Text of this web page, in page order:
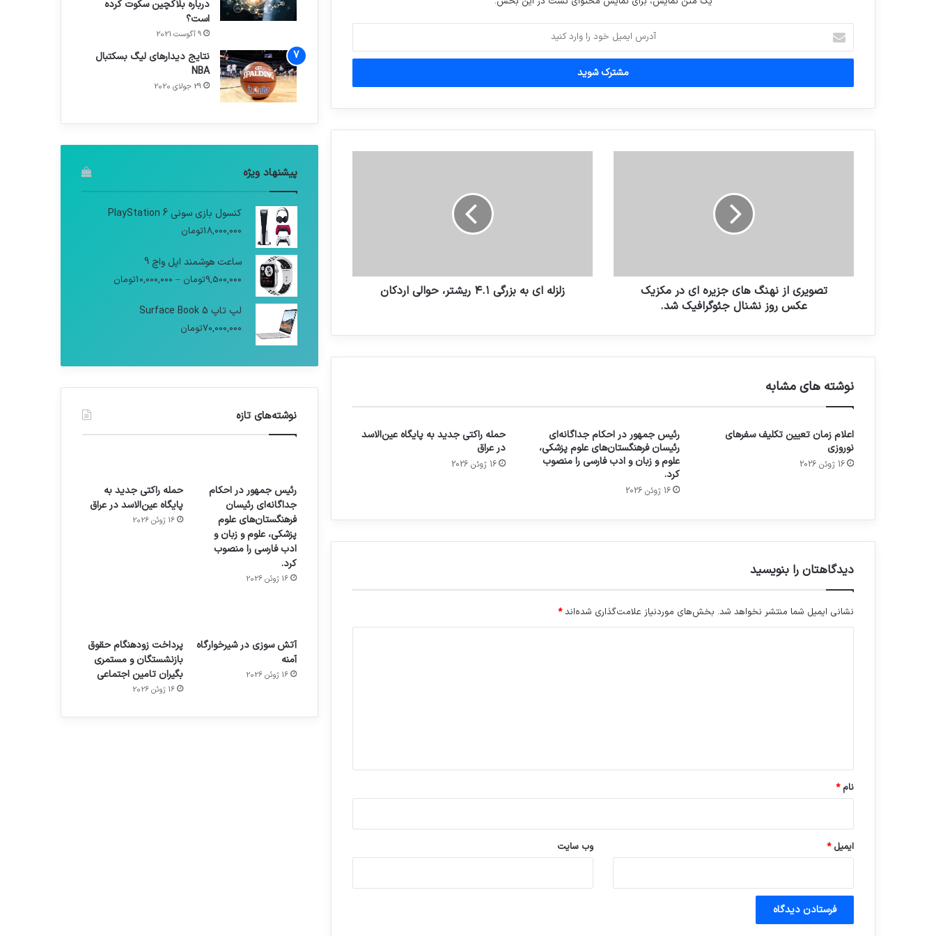
سپیدرود یک – استقلال دو
استان‌ها کمتر است؟
بارسلوناصرف خرید بازیکن کرد.
آدرس
ایمیل
خود
وارد
تصویری از نهنگ های جزیره ای در مکزیک
عکس روز نشنال جئوگرافیک شد.
زلزله ای به بزرگی ۴.۱ ریشتر، حوالی اردكان
نوشته های مشابه
اعلام زمان تعیین تکلیف سفرهای
نوروزی
16 ژوئن 2026
رئیس جمهور در احکام جداگانه‌ای
رئیسان فرهنگستان‌های علوم پزشکی،
علوم و زبان و ادب فارسی را منصوب
کرد.
16 ژوئن 2026
حمله راکتی جدید به پایگاه عین‌الاسد
در عراق
16 ژوئن 2026
دیدگاهتان را بنویسید
نشانی ایمیل شما منتشر نخواهد شد. بخش‌های موردنیاز علامت‌گذاری شده‌اند*
نام*
ایمیل* وب‌ سایت
درباره بلاکچین سکوت کرده
است؟
9 آگوست 2021
نتایج دیدار‌های لیگ بسکتبال
NBA
29 جولای 2020
پیشنهاد ویژه
کنسول بازی سونی PlayStation 6
18,000,000تومان
ساعت هوشمند اپل واچ 9
9,500,000تومان –
10,000,000تومان
لپ تاپ Surface Book 5
70,000,000تومان
نوشته‌های تازه
رئیس جمهور در احکام
جداگانه‌ای رئیسان
فرهنگستان‌های علوم
پزشکی، علوم و زبان و
ادب فارسی را منصوب
کرد.
16 ژوئن 2026
حمله راکتی جدید به
پایگاه عین‌الاسد در عراق
16 ژوئن 2026
آتش سوزی در شیرخوارگاه
آمنه
16 ژوئن 2026
پرداخت زودهنگام حقوق
بازنشستگان و مستمری
بگیران تامین اجتماعی
16 ژوئن 2026
آماده برای کشف